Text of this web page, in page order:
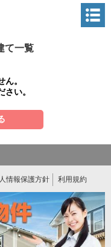
て一覧
。
い。
情報保護方針 利用規約